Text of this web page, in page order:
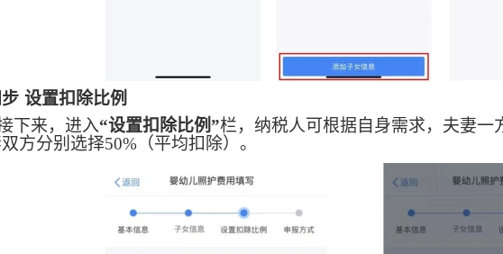
设置扣除比例
下来，进入“设置扣除比例”栏，纳税人可根据自身需求，夫妻一
方分别选择50%（平均扣除）。